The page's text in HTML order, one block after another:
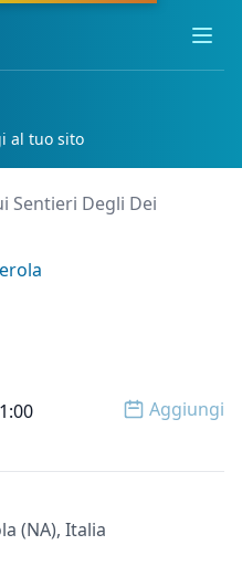
al tuo sito
Sentieri Degli Dei
Open
Aggiungi
(NA), Italia